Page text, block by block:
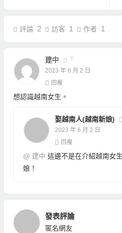
評論 2 訪客 1 作者 1
建中 0
2023 年 6 月 2 日
回複
想認識越南女生。
娶越南人(越南新娘)
2023 年 6 月 2 日
回複
@ 建中 這邊不是在介紹越南女
娘！
發表評論
匿名網友